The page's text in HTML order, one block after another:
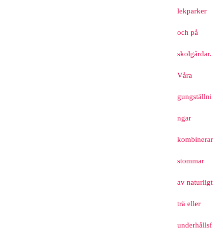
lekparker
och på
skolgårdar.
Våra
gungställni
ngar
kombinerar
stommar
av naturligt
trä eller
underhållsf